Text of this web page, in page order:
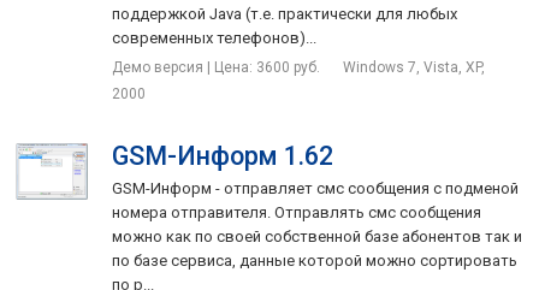
поддержкой Java (т.е. практически для любых
современных телефонов)...
Демо версия | Цена: 3600 руб.
Windows 7, Vista, XP,
2000
GSM-Информ 1.62
GSM-Информ - отправляет смс сообщения с подменой
номера отправителя. Отправлять смс сообщения
можно как по своей собственной базе абонентов так и
по базе сервиса, данные которой можно сортировать
по р...